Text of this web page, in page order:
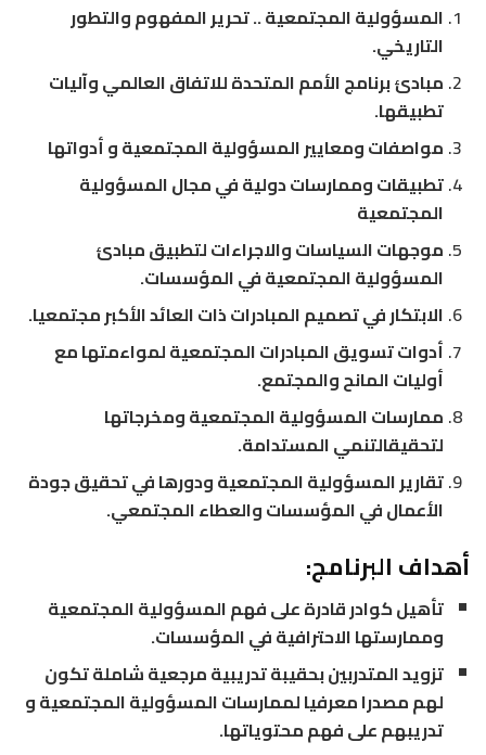
المسؤولية المجتمعية .. تحرير المفهوم والتطور
التاريخي.
مبادئ برنامج الأمم المتحدة للاتفاق العالمي وآليات
تطبيقها.
مواصفات ومعايير المسؤولية المجتمعية و أدواتها
تطبيقات وممارسات دولية في مجال المسؤولية
المجتمعية
موجهات السياسات والاجراءات لتطبيق مبادئ
المسؤولية المجتمعية في المؤسسات.
الابتكار في تصميم المبادرات ذات العائد الأكبر مجتمعيا.
أدوات تسويق المبادرات المجتمعية لمواءمتها مع
أوليات المانح والمجتمع.
ممارسات المسؤولية المجتمعية ومخرجاتها
لتحقيقالتنمي المستدامة.
تقارير المسؤولية المجتمعية ودورها في تحقيق جودة
الأعمال في المؤسسات والعطاء المجتمعي.
أهداف البرنامج:
تأهيل كوادر قادرة على فهم المسؤولية المجتمعية
وممارستها الاحترافية في المؤسسات.
تزويد المتدربين بحقيبة تدريبية مرجعية شاملة تكون
لهم مصدرا معرفيا لممارسات المسؤولية المجتمعية و
تدريبهم على فهم محتوياتها.